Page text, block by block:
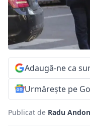
Adaugă-ne ca
Urmărește pe
Publicat de Radu